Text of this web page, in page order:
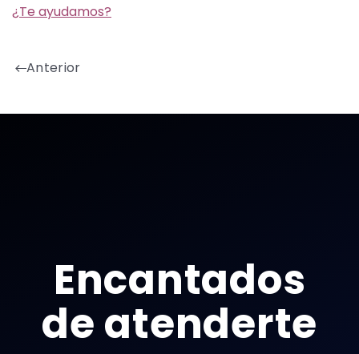
¿Te ayudamos?
Anterior
Encantados
de atenderte